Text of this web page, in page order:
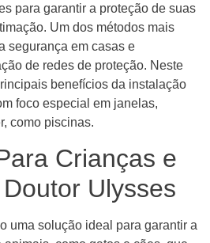
para garantir a proteção de suas
Um dos métodos mais
segurança em casas e
de redes de proteção. Neste
benefícios da instalação
foco especial em janelas,
como piscinas.
Crianças e
Ulysses
uma solução ideal para garantir a